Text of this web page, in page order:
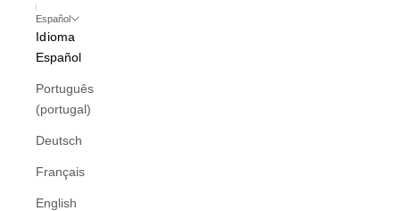
Español
Idioma
Español
Português
(portugal)
Deutsch
Français
English